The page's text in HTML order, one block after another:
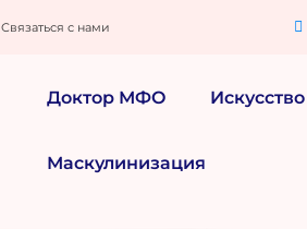
Связаться с нами
Доктор МФО Искусство
Маскулинизация